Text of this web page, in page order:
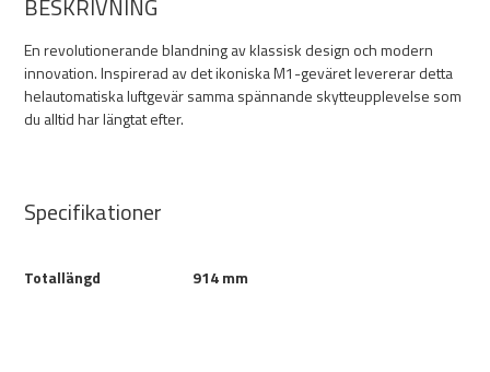
BESKRIVNING
En revolutionerande blandning av klassisk design och modern
innovation. Inspirerad av det ikoniska M1-geväret levererar detta
helautomatiska luftgevär samma spännande skytteupplevelse som
du alltid har längtat efter.
Specifikationer
Totallängd 914 mm